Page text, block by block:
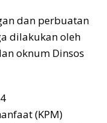
dan perbuatan
dilakukan oleh
oknum Dinsos
(KPM)